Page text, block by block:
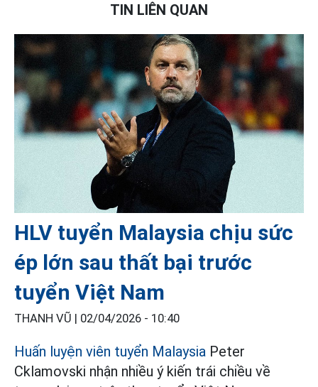
TIN LIÊN QUAN
HLV tuyển Malaysia chịu sức
ép lớn sau thất bại trước
tuyển Việt Nam
THANH VŨ | 02/04/2026 - 10:40
Huấn luyện viên tuyển Malaysia Peter
Cklamovski nhận nhiều ý kiến trái chiều về